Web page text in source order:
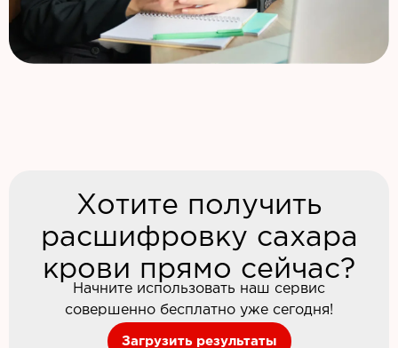
Хотите получить
расшифровку сахара
крови прямо сейчас?
Начните использовать наш сервис
совершенно бесплатно уже сегодня!
Загрузить результаты